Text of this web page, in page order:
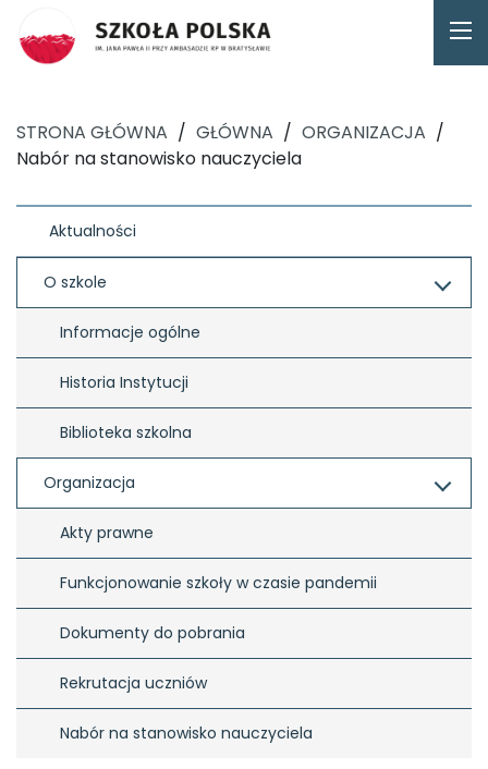
STRONA GŁÓWNA / GŁÓWNA / ORGANIZACJA /
Nabór na stanowisko nauczyciela
Aktualności
O szkole
Informacje ogólne
Historia Instytucji
Biblioteka szkolna
Organizacja
Akty prawne
Funkcjonowanie szkoły w czasie pandemii
Dokumenty do pobrania
Rekrutacja uczniów
Nabór na stanowisko nauczyciela